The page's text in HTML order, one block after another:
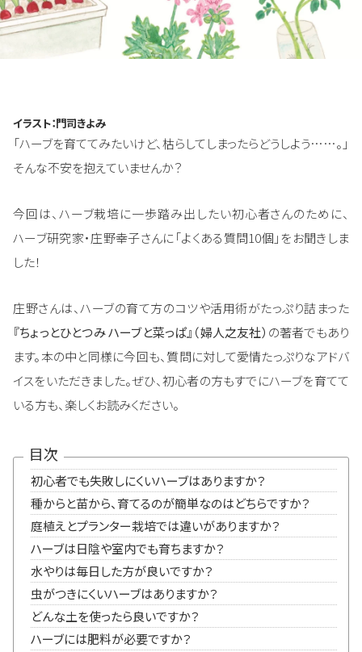
イラスト：門司きよみ
「ハーブを育ててみたいけど、枯らしてしまったらどうしよう……。」
そんな不安を抱えていませんか？
今回は、ハーブ栽培に一歩踏み出したい初心者さんのために、
ハーブ研究家・庄野幸子さんに「よくある質問10個」をお聞きしま
した！
庄野さんは、ハーブの育て方のコツや活用術がたっぷり詰まった
『ちょっとひとつみ ハーブと菜っぱ』（婦人之友社） の著者でもあり
ます。本の中と同様に今回も、質問に対して愛情たっぷりなアドバ
イスをいただきました。ぜひ、初心者の方もすでにハーブを育てて
いる方も、楽しくお読みください。
目次
初心者でも失敗しにくいハーブはありますか？
種からと苗から、育てるのが簡単なのはどちらですか？
庭植えとプランター栽培では違いがありますか？
ハーブは日陰や室内でも育ちますか？
水やりは毎日した方が良いですか？
虫がつきにくいハーブはありますか？
どんな土を使ったら良いですか？
ハーブには肥料が必要ですか？